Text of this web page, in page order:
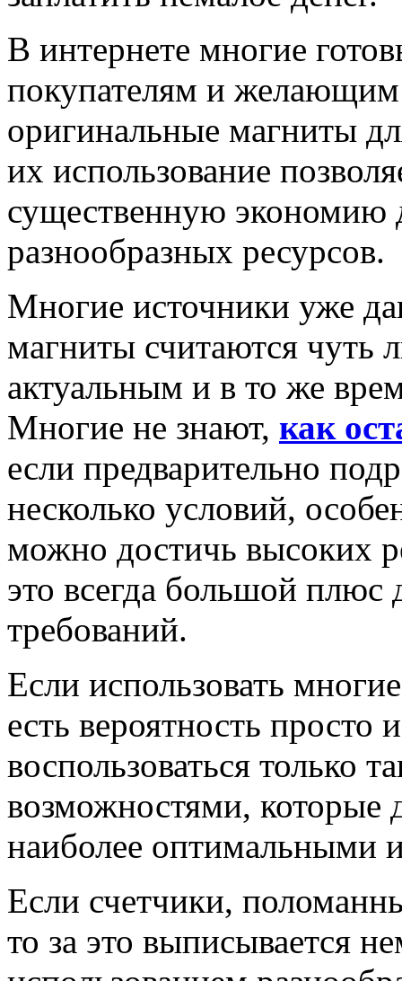
В интернете многие
покупателям и желающим
оригинальные магниты
их использование
существенную экономию
разнообразных ресурсов.
Многие источники уже
магниты считаются
актуальным и в то же
Многие не знают, как
если предварительно
несколько условий,
можно достичь высоких
это всегда большой плюс
требований.
Если использовать
есть вероятность
воспользоваться только
возможностями, которые
наиболее оптимальными
Если счетчики,
то за это выписывается